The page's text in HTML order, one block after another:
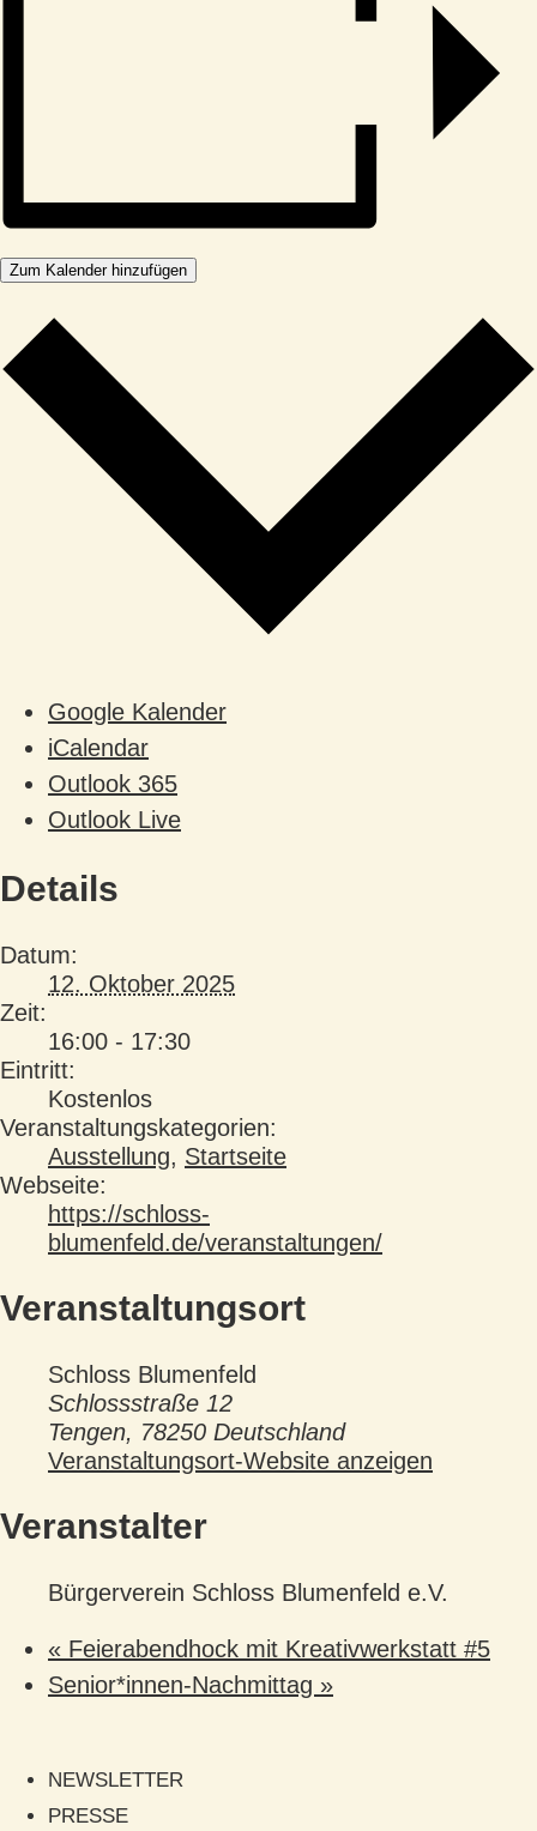
Zum Kalender hinzufügen
Google Kalender
iCalendar
Outlook 365
Outlook Live
Details
Datum:
12. Oktober 2025
Zeit:
16:00 - 17:30
Eintritt:
Kostenlos
Veranstaltungskategorien:
Ausstellung, Startseite
Webseite:
https://schloss-
blumenfeld.de/veranstaltungen/
Veranstaltungsort
Schloss Blumenfeld
Schlossstraße 12
Tengen, 78250 Deutschland
Veranstaltungsort-Website anzeigen
Veranstalter
Bürgerverein Schloss Blumenfeld e.V.
« Feierabendhock mit Kreativwerkstatt #5
Senior*innen-Nachmittag »
NEWSLETTER
PRESSE